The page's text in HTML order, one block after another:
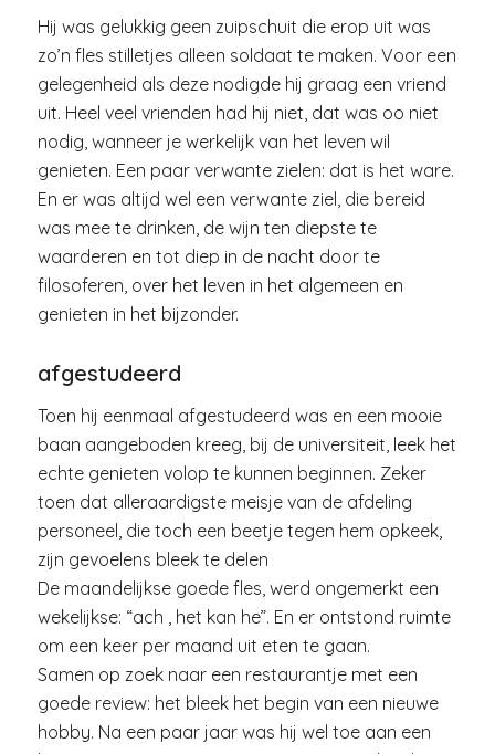
Hij was gelukkig geen zuipschuit die erop uit was
zo’n fles stilletjes alleen soldaat te maken. Voor een
gelegenheid als deze nodigde hij graag een vriend
uit. Heel veel vrienden had hij niet, dat was oo niet
nodig, wanneer je werkelijk van het leven wil
genieten. Een paar verwante zielen: dat is het ware.
En er was altijd wel een verwante ziel, die bereid
was mee te drinken, de wijn ten diepste te
waarderen en tot diep in de nacht door te
filosoferen, over het leven in het algemeen en
genieten in het bijzonder.
afgestudeerd
Toen hij eenmaal afgestudeerd was en een mooie
baan aangeboden kreeg, bij de universiteit, leek het
echte genieten volop te kunnen beginnen. Zeker
toen dat alleraardigste meisje van de afdeling
personeel, die toch een beetje tegen hem opkeek,
zijn gevoelens bleek te delen
De maandelijkse goede fles, werd ongemerkt een
wekelijkse: “ach , het kan he”. En er ontstond ruimte
om een keer per maand uit eten te gaan.
Samen op zoek naar een restaurantje met een
goede review: het bleek het begin van een nieuwe
hobby. Na een paar jaar was hij wel toe aan een